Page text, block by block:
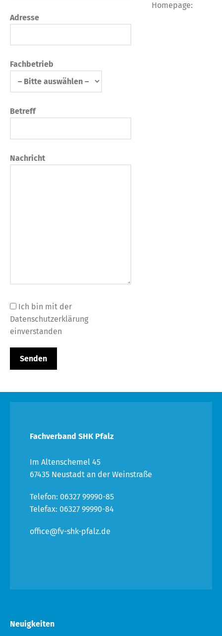
Adresse
Fachbetrieb
Betreff
Nachricht
Ich bin mit der
Datenschutzerklärung
einverstanden
Homepage:
Fachverband SHK Pfalz
Im Altenschemel 45
67435 Neustadt an der Weinstraße
Telefon: 06327 99990-85
Telefax: 06327 99990-84
office@fv-shk-pfalz.de
Neuigkeiten